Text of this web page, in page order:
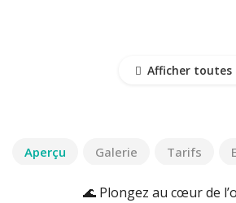
Afficher toutes
Aperçu Galerie Tarifs
🌊 Plongez au cœur de